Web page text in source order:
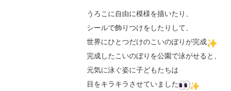
うろこに自由に模様を描いたり、
シールで飾りつけをしたりして、
世界にひとつだけのこいのぼりが完成
完成したこいのぼりを公園で泳がせると、
元気に泳ぐ姿に子どもたちは
目をキラキラさせていました